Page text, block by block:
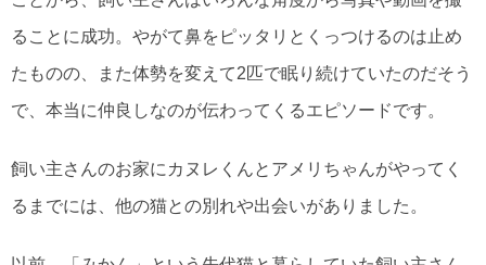
ることに成功。やがて鼻をピッタリとくっつけるのは止め
たものの、また体勢を変えて2匹で眠り続けていたのだそう
で、本当に仲良しなのが伝わってくるエピソードです。
飼い主さんのお家にカヌレくんとアメリちゃんがやってく
るまでには、他の猫との別れや出会いがありました。
以前、「みかん」という先代猫と暮らしていた飼い主さん